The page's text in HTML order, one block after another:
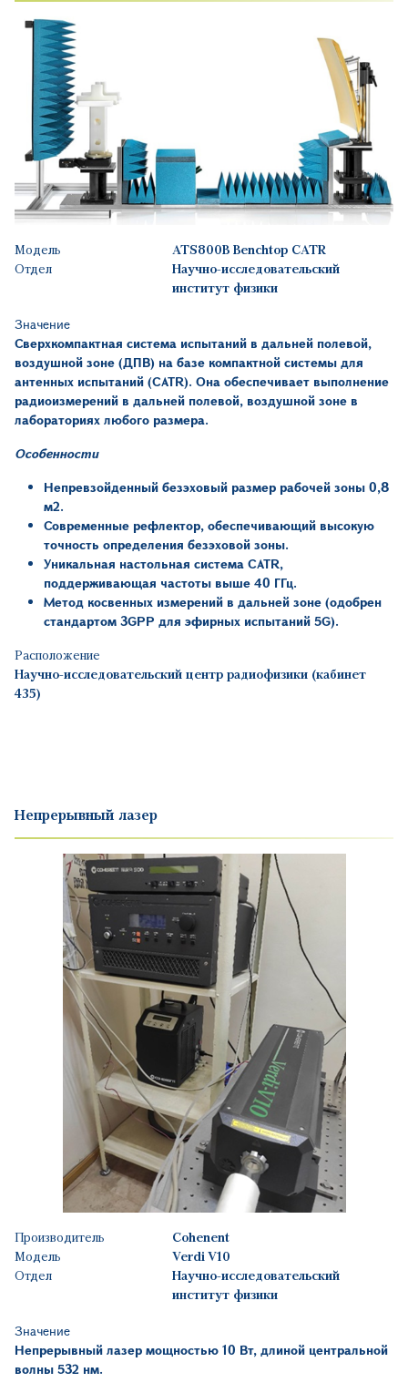
Модель
ATS800B Benchtop CATR
Отдел
Научно-исследовательский
институт физики
Значение
Сверхкомпактная система испытаний в дальней полевой,
воздушной зоне (ДПВ) на базе компактной системы для
антенных испытаний (CATR). Она обеспечивает выполнение
радиоизмерений в дальней полевой, воздушной зоне в
лабораториях любого размера.
Особенности
Непревзойденный безэховый размер рабочей зоны 0,8
м2.
Современные рефлектор, обеспечивающий высокую
точность определения безэховой зоны.
Уникальная настольная система CATR,
поддерживающая частоты выше 40 ГГц.
Метод косвенных измерений в дальней зоне (одобрен
стандартом 3GPP для эфирных испытаний 5G).
Расположение
Научно-исследовательский центр радиофизики (кабинет
435)
Непрерывный лазер
Производитель
Cohenent
Модель
Verdi V10
Отдел
Научно-исследовательский
институт физики
Значение
Непрерывный лазер мощностью 10 Вт, длиной центральной
волны 532 нм.